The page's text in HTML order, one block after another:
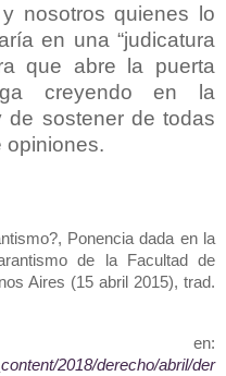
nosotros quienes lo
en una “judicatura
que abre la puerta
creyendo en la
de sostener de todas
opiniones.
Ponencia dada en la
de la Facultad de
Aires (15 abril 2015), trad.
en:
2018/derecho/abril/der